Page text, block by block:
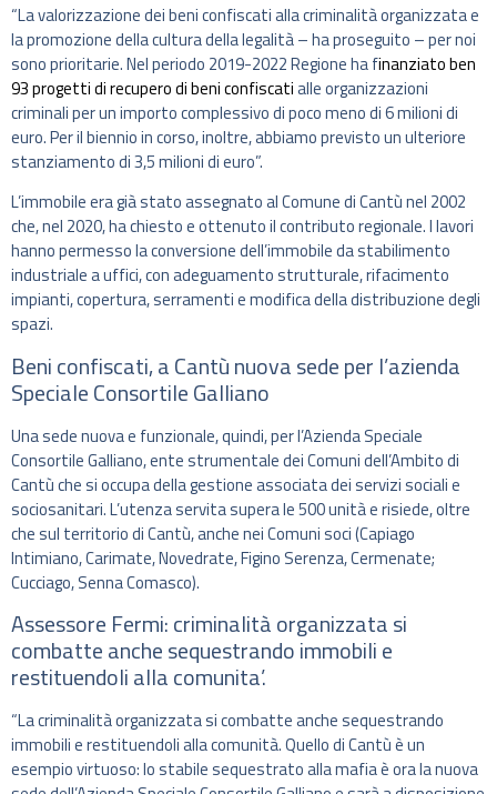
“La valorizzazione dei beni confiscati alla criminalità organizzata e
la promozione della cultura della legalità – ha proseguito – per noi
sono prioritarie. Nel periodo 2019-2022 Regione ha finanziato ben
93 progetti di recupero di beni confiscatialle organizzazioni
criminali per un importo complessivo di poco meno di 6 milioni di
euro. Per il biennio in corso, inoltre, abbiamo previsto un ulteriore
stanziamento di 3,5 milioni di euro”.
L’immobile era già stato assegnato al Comune di Cantù nel 2002
che, nel 2020, ha chiesto e ottenuto il contributo regionale. I lavori
hanno permesso la conversione dell’immobile da stabilimento
industriale a uffici, con adeguamento strutturale, rifacimento
impianti, copertura, serramenti e modifica della distribuzione degli
spazi.
Beni confiscati, a Cantù nuova sede per l’azienda
Speciale Consortile Galliano
Una sede nuova e funzionale, quindi, per l’Azienda Speciale
Consortile Galliano, ente strumentale dei Comuni dell’Ambito di
Cantù che si occupa della gestione associata dei servizi sociali e
sociosanitari. L’utenza servita supera le 500 unità e risiede, oltre
che sul territorio di Cantù, anche nei Comuni soci (Capiago
Intimiano, Carimate, Novedrate, Figino Serenza, Cermenate;
Cucciago, Senna Comasco).
Assessore Fermi: criminalità organizzata si
combatte anche sequestrando immobili e
restituendoli alla comunita’.
“La criminalità organizzata si combatte anche sequestrando
immobili e restituendoli alla comunità. Quello di Cantù è un
esempio virtuoso: lo stabile sequestrato alla mafia è ora la nuova